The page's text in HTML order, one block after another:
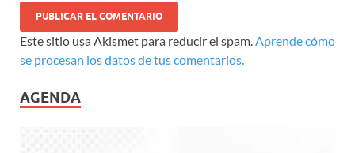
Este sitio usa Akismet para reducir el spam.Aprende cómo
se procesan los datos de tus comentarios.
AGENDA